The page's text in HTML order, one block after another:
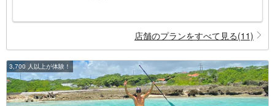
店舗のプランをすべて見る(11)
3,700 人以上が体験！